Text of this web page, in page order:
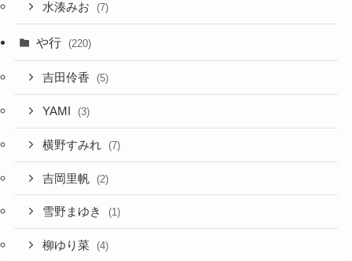
水湊みお (7)
や行 (220)
吉田伶香 (5)
YAMI (3)
横野すみれ (7)
吉岡里帆 (2)
雪野まゆき (1)
柳ゆり菜 (4)